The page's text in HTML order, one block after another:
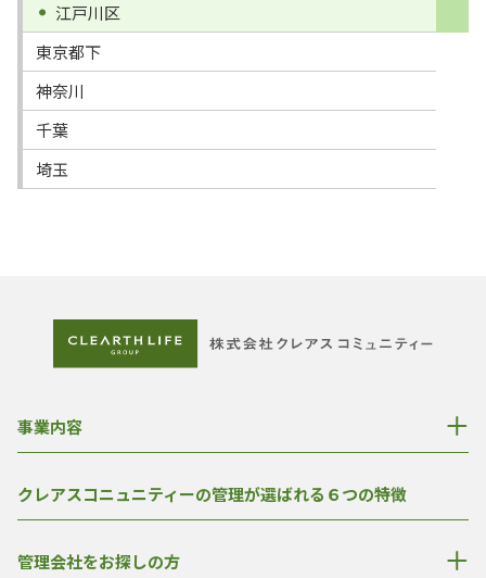
江戸川区
東京都下
神奈川
千葉
埼玉
事業内容
クレアスコニュニティーの管理が選ばれる６つの特徴
管理会社をお探しの方